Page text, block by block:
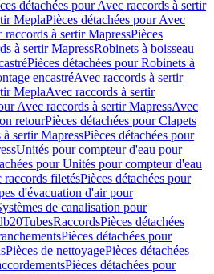
détachées pour Avec raccords à sertir
MeplaPièces détachées pour Avec
raccords à sertir MapressPièces
à sertir MapressRobinets à boisseau
Pièces détachées pour Robinets à
encastréAvec raccords à sertir
MeplaAvec raccords à sertir
Avec raccords à sertir MapressAvec
retourPièces détachées pour Clapets
sertir MapressPièces détachées pour
Unités pour compteur d'eau pour
pour Unités pour compteur d'eau
raccords filetésPièces détachées pour
d'évacuation d'air pour
de canalisation pour
TubesRaccordsPièces détachées
Pièces détachées pour
Pièces de nettoyagePièces détachées
Pièces détachées pour